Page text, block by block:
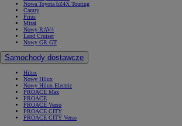
Nowa Toyota bZ4X Touring
Camry
Prius
Mirai
Nowy RAV4
Land Cruiser
Nowy GR GT
Samochody dostawcze
Hilux
Nowy Hilux
Nowy Hilux Electric
PROACE Max
PROACE
PROACE Verso
PROACE CITY
PROACE CITY Verso